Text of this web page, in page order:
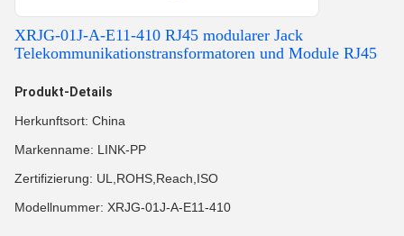
XRJG-01J-A-E11-410 RJ45 modularer Jack
Telekommunikationstransformatoren und Module RJ45
Produkt-Details
Herkunftsort: China
Markenname: LINK-PP
Zertifizierung: UL,ROHS,Reach,ISO
Modellnummer: XRJG-01J-A-E11-410